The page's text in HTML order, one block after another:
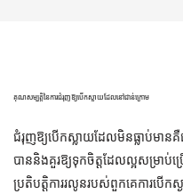
គុណសម្បត្តិនៃការជំរុញឱ្យបើកស្លាយដែលនៅជាន់ក្រោម
ជំរុញឱ្យបើកស្លាយដែលមិនធ្លាប់មា
បាននិងគួរឱ្យទុកចិត្តដែលល្អសម្រាប់ប្
ប្រតិបត្តិការរលូនរបស់ពួកគេការបើកស្